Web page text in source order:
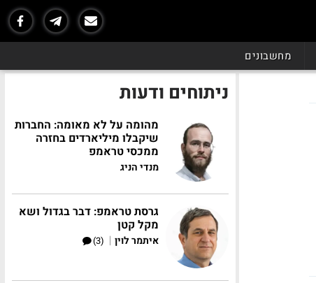
מחשבונים
ניתוחים ודעות
מהומה על לא מאומה: החברות
שיקבלו מיליארדים בחזרה
ממכסי טראמפ
מנדי הניג
גרסת טראמפ: דבר בגדול ושא
מקל קטן
איתמר לוין |
(3)